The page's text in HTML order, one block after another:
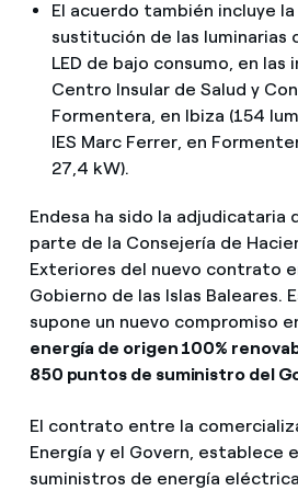
El acuerdo también incluye
sustitución de las luminarias
LED de bajo consumo, en las
Centro Insular de Salud y
Formentera, en Ibiza (154
IES Marc Ferrer, en
27,4 kW).
Endesa ha sido la adjudicataria
parte de la Consejería de
Exteriores del nuevo contrato
Gobierno de las Islas Baleares.
supone un nuevo compromiso
energía de origen 100%
850 puntos de suministro del
El contrato entre la
Energía y el Govern, establece
suministros de energía